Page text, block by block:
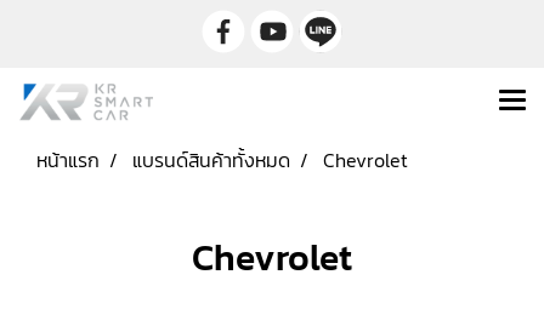
หน้าแรก แบรนด์สินค้าทั้งหมด Chevrolet
Chevrolet